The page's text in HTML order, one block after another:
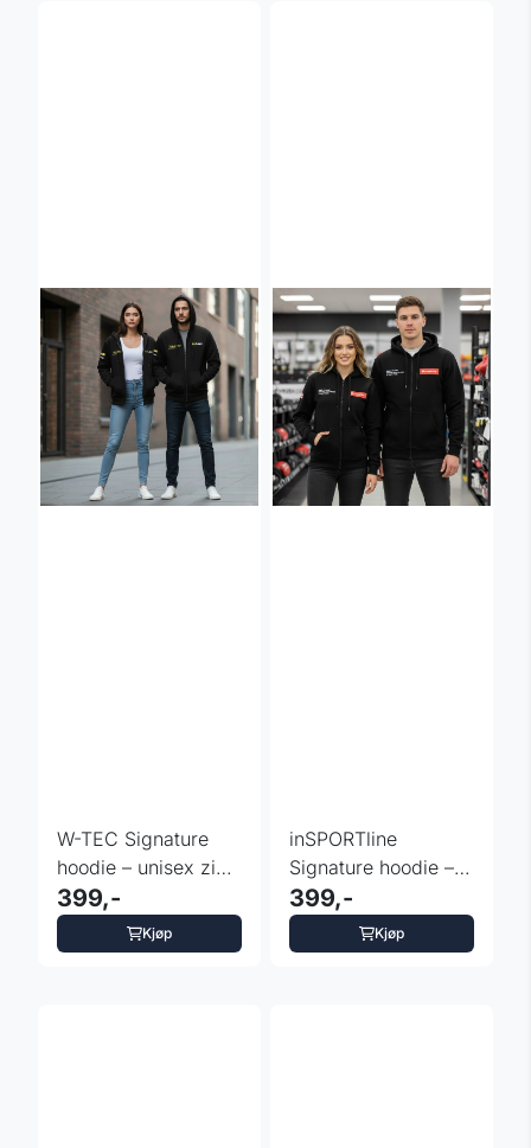
W-TEC Signature
hoodie – unisex zip-
hoodie
399,-
Kjøp
inSPORTline
Signature hoodie –
unisex zip-hoodie
399,-
Kjøp